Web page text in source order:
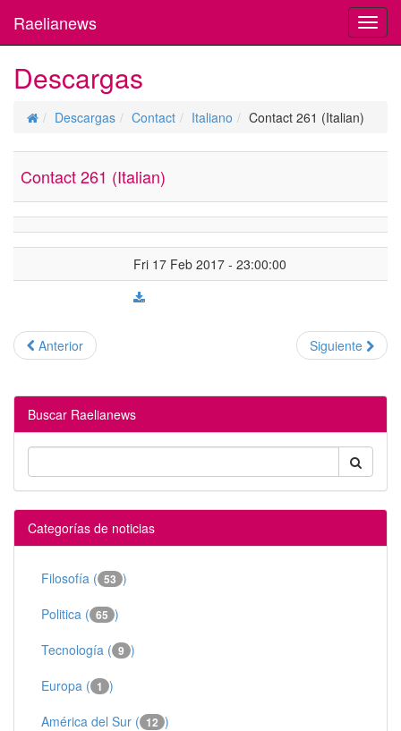
Raelianews
Descargas
Descargas Contact Italiano Contact 261 (Italian)
Contact 261 (Italian)
Fri 17 Feb 2017 - 23:00:00
Anterior Siguiente
Buscar Raelianews
Categorías de noticias
Filosofía ( 53 )
Politica ( 65 )
Tecnología ( 9 )
Europa ( 1 )
América del Sur ( 12 )